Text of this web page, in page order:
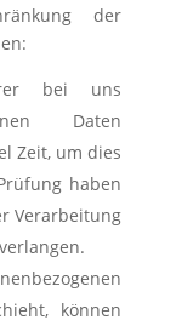
der
bei uns
Daten
Zeit, um dies
haben
Verarbeitung
können